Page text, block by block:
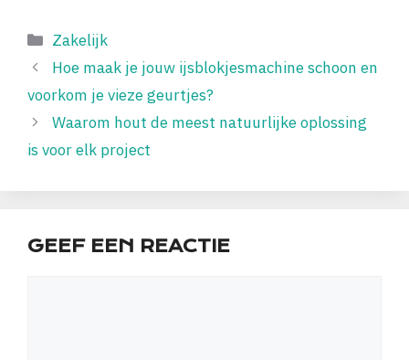
Categorieën
Zakelijk
Hoe maak je jouw ijsblokjesmachine schoon en
voorkom je vieze geurtjes?
Waarom hout de meest natuurlijke oplossing
is voor elk project
GEEF EEN REACTIE